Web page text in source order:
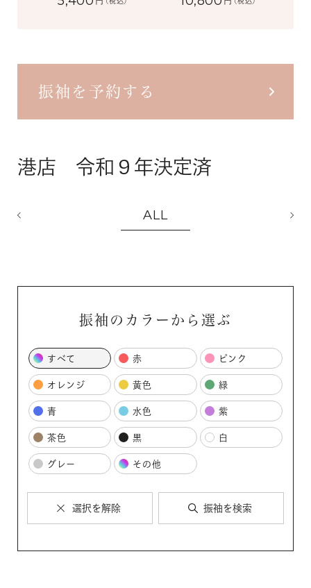
振袖を予約する
港店 令和９年決定済
ALL
振袖のカラーから選ぶ
すべて 赤 ピンク
オレンジ 黄色 緑
青 水色 紫
茶色 黒 白
グレー その他
選択を解除 振袖を検索